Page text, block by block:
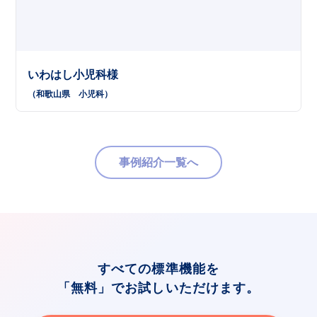
いわはし小児科様
（和歌山県小児科）
事例紹介一覧へ
すべての標準機能を
「無料」でお試しいただけます。